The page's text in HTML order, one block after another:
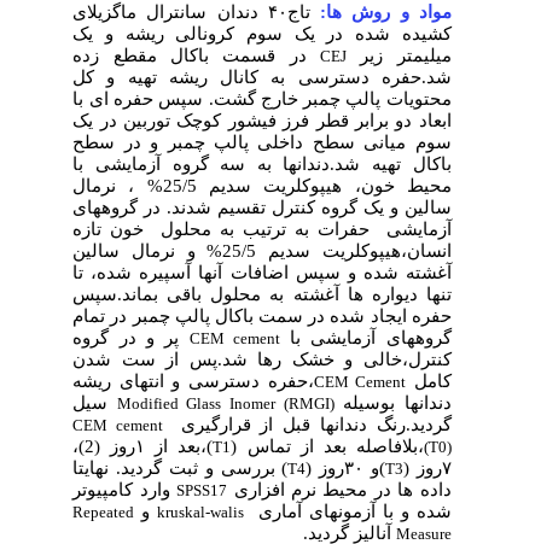
مواد و روش ها:
تاج۴۰ دندان سانترال ماگزیلای
کشیده شده در یک سوم کرونالی ریشه و یک
میلیمتر زیر
CEJدر قسمت باکال مقطع زده
شد.حفره دسترسی به کانال ریشه تهیه و کل
محتویات پالپ چمبر خارج گشت. سپس حفره ای با
ابعاد دو برابر قطر فرز فیشور کوچک توربین در یک
سوم میانی سطح داخلی پالپ چمبر و در سطح
باکال تهیه شد.دندانها به سه گروه آزمایشی با
محیط خون، هیپوکلریت سدیم 25/5% ، نرمال
سالین و یک گروه کنترل تقسیم شدند. در گروههای
آزمایشی حفرات به ترتیب به محلول خون تازه
انسان،هیپوکلریت سدیم 25/5% و نرمال سالین
آغشته شده و سپس اضافات آنها آسپیره شده، تا
تنها دیواره ها آغشته به محلول باقی بماند.سپس
حفره ایجاد شده در سمت باکال پالپ چمبر در تمام
گروههای آزمایشی باCEM cementپر و در گروه
کنترل،خالی و خشک رها شد.پس از ست شدن
کامل CEM Cement،حفره دسترسی و انتهای ریشه
دندانها بوسیلهModified Glass Inomer (RMGI)سیل
گردید.رنگ دندانها قبل از قرارگیریCEM cement
(T0)،بلافاصله بعد از تماس ( T1
)،بعد از ۱روز (2)،
T3)و ۳۰روز ( T4) بررسی و ثبت گردید. نهایتا
داده ها در محیط نرم افزاریSPSS17وارد کامپیوتر
شده و با آزمونهای آماری kruskal-walisو Repeated
Measureآنالیز گردید.